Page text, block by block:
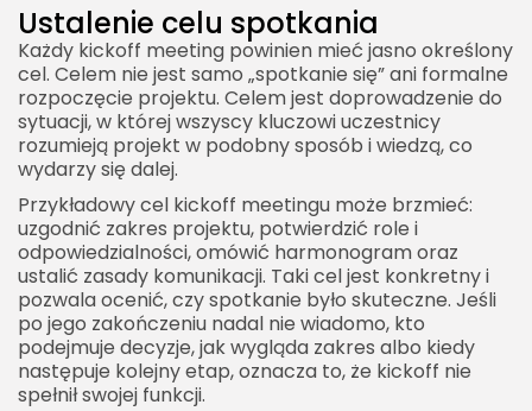
Ustalenie celu spotkania
Każdy kickoff meeting powinien mieć jasno określony
cel. Celem nie jest samo „spotkanie się” ani formalne
rozpoczęcie projektu. Celem jest doprowadzenie do
sytuacji, w której wszyscy kluczowi uczestnicy
rozumieją projekt w podobny sposób i wiedzą, co
wydarzy się dalej.
Przykładowy cel kickoff meetingu może brzmieć:
uzgodnić zakres projektu, potwierdzić role i
odpowiedzialności, omówić harmonogram oraz
ustalić zasady komunikacji. Taki cel jest konkretny i
pozwala ocenić, czy spotkanie było skuteczne. Jeśli
po jego zakończeniu nadal nie wiadomo, kto
podejmuje decyzje, jak wygląda zakres albo kiedy
następuje kolejny etap, oznacza to, że kickoff nie
spełnił swojej funkcji.